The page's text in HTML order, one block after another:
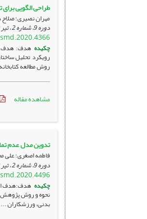
طراحی الگویی
مهران نصیری؛
دوره 9، شماره 2 ، تیر 1399، صفحه
چکیده هدف: هدف
روش مطالعه
مشاهده مقاله
تدوین مدل عدم
فاطمه اصغری؛ علی
دوره 9، شماره 2 ، تیر 1399، صفحه
چکیده هدف:هدف­
نحوه و روش پژوهش،
بدنی، ورزشکاران